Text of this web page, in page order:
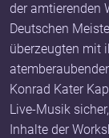
der amtierenden
Deutschen
überzeugten mit
Konrad Kater
Live-Musik
Inhalte der